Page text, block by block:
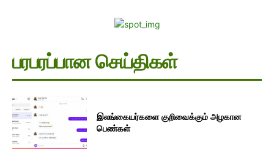
பரபரப்பான செய்திகள்
இலங்கையர்களை குறிவைக்கும் அழகான
பெண்கள்